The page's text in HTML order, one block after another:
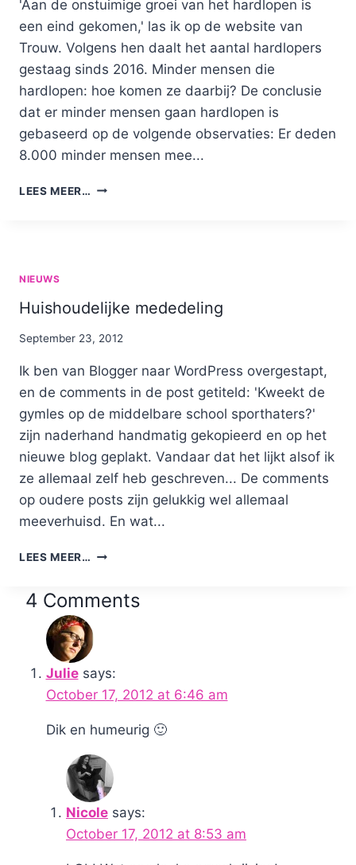
'Aan de onstuimige groei van het hardlopen is
een eind gekomen,' las ik op de website van
Trouw. Volgens hen daalt het aantal hardlopers
gestaag sinds 2016. Minder mensen die
hardlopen: hoe komen ze daarbij? De conclusie
dat er minder mensen gaan hardlopen is
gebaseerd op de volgende observaties: Er deden
8.000 minder mensen mee...
LEES MEER… MINDER
NIEUWS
Huishoudelijke mededeling
By
September 23, 2012
Ik ben van Blogger naar WordPress overgestapt,
en de comments in de post getiteld: 'Kweekt de
gymles op de middelbare school sporthaters?'
zijn naderhand handmatig gekopieerd en op het
nieuwe blog geplakt. Vandaar dat het lijkt alsof ik
ze allemaal zelf heb geschreven... De comments
op oudere posts zijn gelukkig wel allemaal
meeverhuisd. En wat...
LEES MEER… HUISHOUDELIJKE
4 Comments
Julie says:
October 17, 2012 at 6:46 am
Dik en humeurig 🙂
Nicole says:
October 17, 2012 at 8:53 am